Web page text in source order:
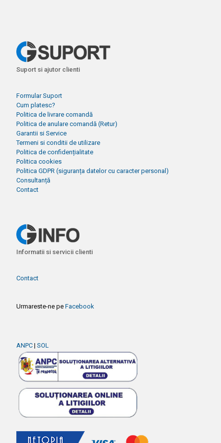
Suport si ajutor clienti
Formular Suport
Cum platesc?
Politica de livrare comandă
Politica de anulare comandă (Retur)
Garantii si Service
Termeni si conditii de utilizare
Politica de confidențialitate
Politica cookies
Politica GDPR (siguranța datelor cu caracter personal)
Consultanță
Contact
Informatii si servicii clienti
Contact
Urmareste-ne pe Facebook
ANPC | SOL